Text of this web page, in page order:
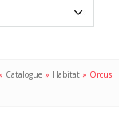
» Catalogue » Habitat » Orcus